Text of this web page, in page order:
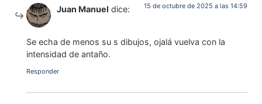
Juan Manuel dice: 15 de octubre de 2025 a las 14:59
Se echa de menos su s dibujos, ojalá vuelva con la
intensidad de antaño.
Responder